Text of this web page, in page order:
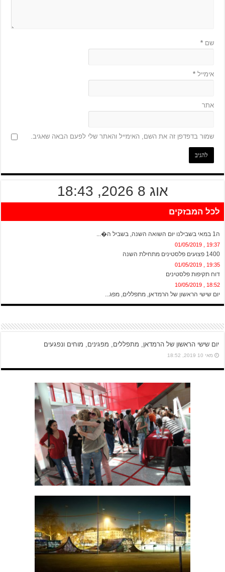
שם*
אימייל*
אתר
שמור בדפדפן זה את השם, האימייל והאתר שלי לפעם הבאה שאגיב.
אוג 8 2026, 18:43
לכל המבזקים
ה1 במאי בשבילנו יום השואה השנה, בשביל ה�...
19:37 , 01/05/2019
1400 פצועים פלסטינים מתחילת השנה
19:35 , 01/05/2019
דוח תקיפות פלסטינים
18:52 , 10/05/2019
יום שישי הראשון של הרמדאן, מתפללים, מפג...
יום שישי הראשון של הרמדאן, מתפללים, מפגינים, מוחים ונפגעים
מאי 10 2019, 18:52